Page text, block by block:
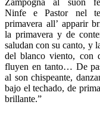
Ninfe e Pastor nel
primavera all’ apparir
la primavera y de
saludan con su canto, y
del blanco viento, con
fluyen en tanto… De
al son chispeante,
bajo el techado, de
brillante.”